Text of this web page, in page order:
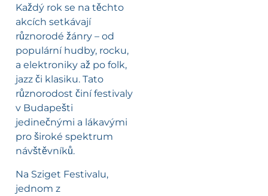
Každý rok se na těchto
akcích setkávají
různorodé žánry – od
populární hudby, rocku,
a elektroniky až po folk,
jazz či klasiku. Tato
různorodost činí festivaly
v Budapešti
jedinečnými a lákavými
pro široké spektrum
návštěvníků.
Na Sziget Festivalu,
jednom z